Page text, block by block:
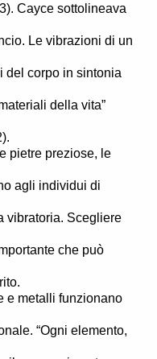
Cayce sottolineava
Le vibrazioni di un
del corpo in sintonia
della vita”
pietre preziose, le
agli individui di
vibratoria. Scegliere
che può
e metalli funzionano
“Ogni elemento,